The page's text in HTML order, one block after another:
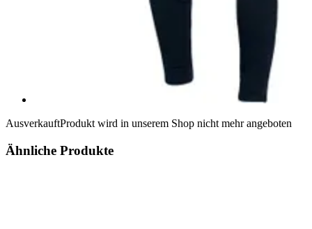
AusverkauftProdukt wird in unserem Shop nicht mehr angeboten
Ähnliche Produkte